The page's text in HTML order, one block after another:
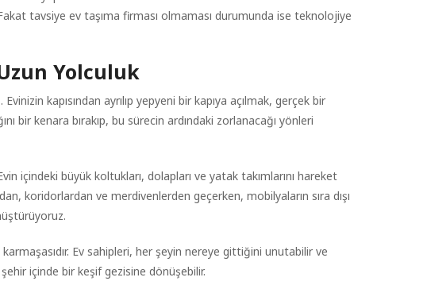
tavsiye ev taşıma firması olmaması durumunda ise teknolojiye
Yolculuk
kapısından ayrılıp yepyeni bir kapıya açılmak, gerçek bir
bir kenara bırakıp, bu sürecin ardındaki zorlanacağı yönleri
içindeki büyük koltukları, dolapları ve yatak takımlarını hareket
koridorlardan ve merdivenlerden geçerken, mobilyaların sıra dışı
Ev sahipleri, her şeyin nereye gittiğini unutabilir ve
içinde bir keşif gezisine dönüşebilir.